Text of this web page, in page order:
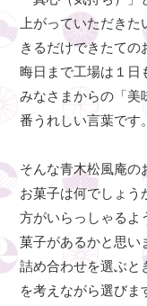
上がっていただきた
きるだけできたての
晦日まで工場は１日
みなさまからの「美
番うれしい言葉です。
そんな青木松風庵の
お菓子は何でしょう
方がいらっしゃるよ
菓子があるかと思い
詰め合わせを選ぶと
を考えながら選びま